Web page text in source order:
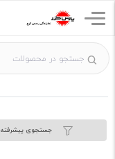
جستجوی پیشرفته